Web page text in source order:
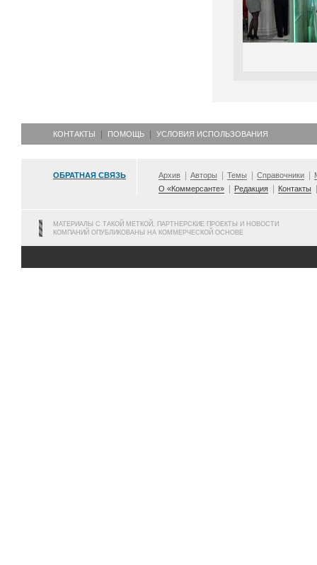
КОНТАКТЫ ПОМОЩЬ УСЛОВИЯ ИСПОЛЬЗОВАНИЯ
ОБРАТНАЯ СВЯЗЬ Архив Авторы Темы Справочники
О «Коммерсанте»
Редакция Контакты
МАТЕРИАЛЫ С ТАКОЙ МЕТКОЙ, ПАРТНЕРСКИЕ ПРОЕКТЫ И НОВОСТИ
КОМПАНИЙ ОПУБЛИКОВАНЫ НА КОММЕРЧЕСКОЙ ОСНОВЕ